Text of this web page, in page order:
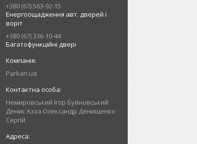
+380 (67) 563-92-15
Енергоощадження авт. дверей і
воріт
+380 (67) 336-10-44
Багатофункційні двері
Parkan.ua
Немировський Ігор Буйновський
Денис Азза Олександр Денищенко
Сергій